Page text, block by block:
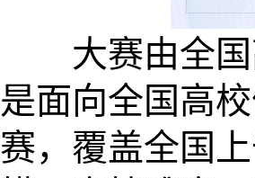
大赛由全国
是面向全国高
赛，覆盖全国